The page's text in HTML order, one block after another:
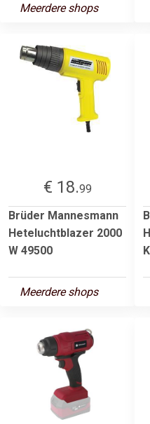
Meerdere shops
€ 18.99
Brüder Mannesmann
Heteluchtblazer 2000
W 49500
Meerdere shops